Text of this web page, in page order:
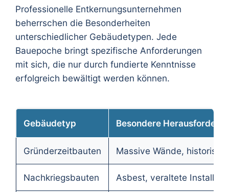
Professionelle Entkernungsunternehmen
beherrschen die Besonderheiten
unterschiedlicher Gebäudetypen. Jede
Bauepoche bringt spezifische Anforderungen
mit sich, die nur durch fundierte Kenntnisse
erfolgreich bewältigt werden können.
Gebäudetyp Besondere
Gründerzeitbauten Massive Wände,
Nachkriegsbauten Asbest, veraltete